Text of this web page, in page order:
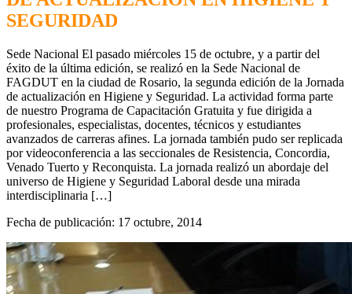
SEGURIDAD
Sede Nacional El pasado miércoles 15 de octubre, y a partir del
éxito de la última edición, se realizó en la Sede Nacional de
FAGDUT en la ciudad de Rosario, la segunda edición de la Jornada
de actualización en Higiene y Seguridad. La actividad forma parte
de nuestro Programa de Capacitación Gratuita y fue dirigida a
profesionales, especialistas, docentes, técnicos y estudiantes
avanzados de carreras afines. La jornada también pudo ser replicada
por videoconferencia a las seccionales de Resistencia, Concordia,
Venado Tuerto y Reconquista. La jornada realizó un abordaje del
universo de Higiene y Seguridad Laboral desde una mirada
interdisciplinaria […]
Fecha de publicación: 17 octubre, 2014